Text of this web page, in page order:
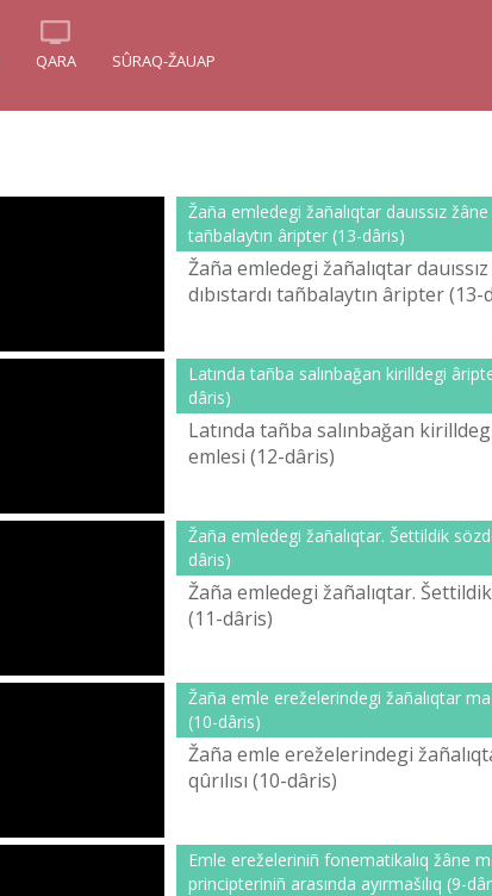
QARA SÛRAQ-ŽAUAP
Žaña emledegі žañalıqtar dauıssız žâne
tañbalaytın ârіpter (13-dârіs)
Žaña emledegі žañalıqtar
dıbıstardı tañbalaytın ârіpter (13-
Latında tañba salınbağan kirilldegі
dârіs)
Latında tañba salınbağan
emlesі (12-dârіs)
Žaña emledegі žañalıqtar. Šettіldіk
dârіs)
Žaña emledegі žañalıqtar.
(11-dârіs)
Žaña emle ereželerіndegі žañalıqtar
(10-dârіs)
Žaña emle ereželerіndegі
qûrılısı (10-dârіs)
Emle ereželerіnіñ fonematikalıq žâne
principterіnіñ arasında ayırmašılıq (9-